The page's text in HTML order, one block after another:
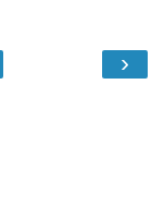
›